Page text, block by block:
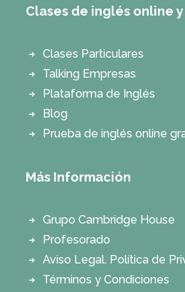
Clases de inglés online
Clases Particulares
Talking Empresas
Plataforma de Inglés
Blog
Prueba de inglés online
Más Información
Grupo Cambridge House
Profesorado
Aviso Legal. Política de
Términos y Condiciones